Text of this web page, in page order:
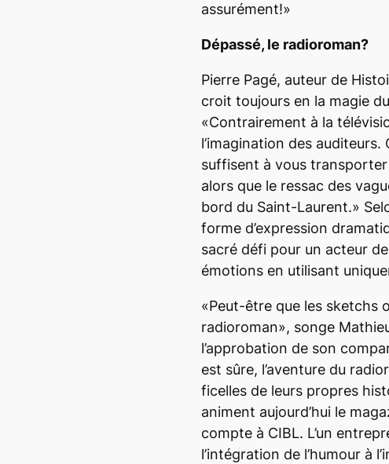
assurément!»
Dépassé, le radioroman?
Pierre Pagé, auteur de
croit toujours en la magie
«Contrairement à la
l’imagination des auditeurs.
suffisent à vous
alors que le ressac des
bord du Saint-Laurent.»
forme d’expression
sacré défi pour un acteur
émotions en utilisant
«Peut-être que les sketchs
radioroman», songe
l’approbation de son
est sûre, l’aventure du
ficelles de leurs propres
animent aujourd’hui le
compte à CIBL. L’un
l’intégration de l’humour à